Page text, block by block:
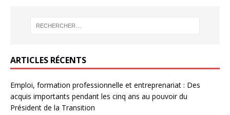
ARTICLES RÉCENTS
Emploi, formation professionnelle et entreprenariat : Des
acquis importants pendant les cinq ans au pouvoir du
Président de la Transition